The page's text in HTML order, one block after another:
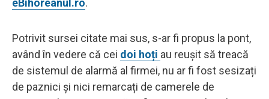
Potrivit sursei citate mai sus, s-ar fi propus la pont,
având în vedere că cei doi hoți au reușit să treacă
de sistemul de alarmă al firmei, nu ar fi fost sesizați
de paznici și nici remarcați de camerele de